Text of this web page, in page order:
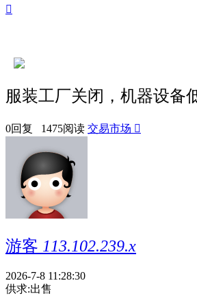

服装工厂关闭，机器设备
0回复 1475阅读 交易市场 
游客 113.102.239.x
2026-7-8 11:28:30
供求:出售